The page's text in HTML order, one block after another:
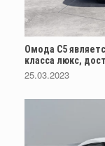
Омода С5
класса люкс,
25.03.2023